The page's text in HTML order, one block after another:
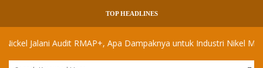
TOP HEADLINES
Audit RMAP+, Apa Dampaknya untuk Industri Nikel Maluku